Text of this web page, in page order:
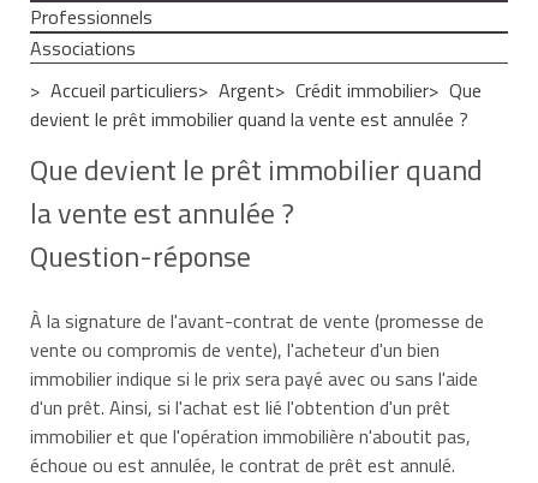
Professionnels
Associations
Accueil particuliers
Argent Crédit immobilier
Que
devient le prêt immobilier quand la vente est annulée ?
Que devient le prêt immobilier quand
la vente est annulée ?
Question-réponse
À la signature de l'avant-contrat de vente (promesse de
vente ou compromis de vente), l'acheteur d'un bien
immobilier indique si le prix sera payé avec ou sans l'aide
d'un prêt. Ainsi, si l'achat est lié l'obtention d'un prêt
immobilier et que l'opération immobilière n'aboutit pas,
échoue ou est annulée, le contrat de prêt est annulé.